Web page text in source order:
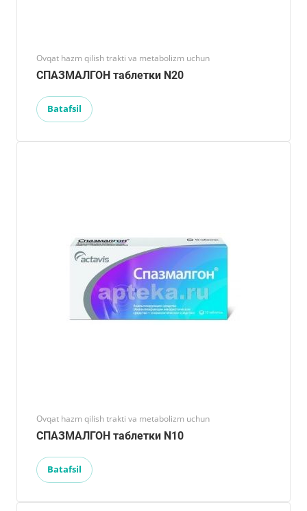
Ovqat hazm qilish trakti va metabolizm uchun
СПАЗМАЛГОН таблетки N20
Batafsil
Ovqat hazm qilish trakti va metabolizm uchun
СПАЗМАЛГОН таблетки N10
Batafsil